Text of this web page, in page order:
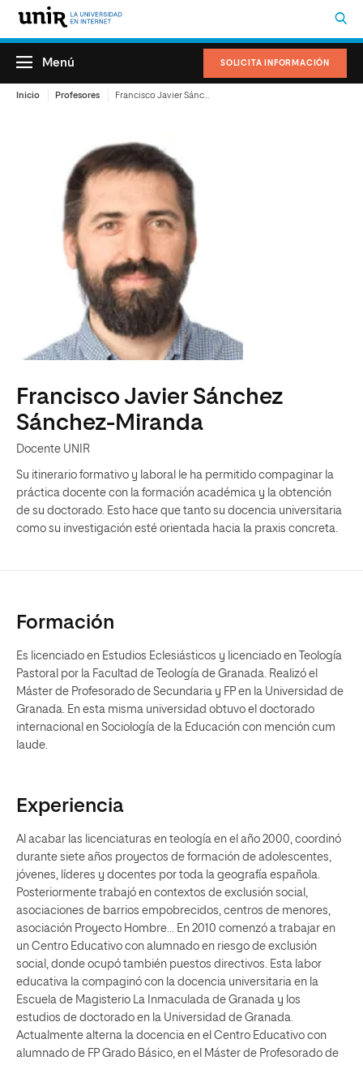
SOLICITA INFORMACIÓN
Menú
Inicio Profesores
Francisco Javier Sánchez
Sánchez-Miranda
Docente UNIR
Su itinerario formativo y laboral le ha permitido compaginar la
práctica docente con la formación académica y la obtención
de su doctorado. Esto hace que tanto su docencia universitaria
como su investigación esté orientada hacia la praxis concreta.
Formación
Es licenciado en Estudios Eclesiásticos y licenciado en Teología
Pastoral por la Facultad de Teología de Granada. Realizó el
Máster de Profesorado de Secundaria y FP en la Universidad de
Granada. En esta misma universidad obtuvo el doctorado
internacional en Sociología de la Educación con mención cum
laude.
Experiencia
Al acabar las licenciaturas en teología en el año 2000, coordinó
durante siete años proyectos de formación de adolescentes,
jóvenes, líderes y docentes por toda la geografía española.
Posteriormente trabajó en contextos de exclusión social,
asociaciones de barrios empobrecidos, centros de menores,
asociación Proyecto Hombre... En 2010 comenzó a trabajar en
un Centro Educativo con alumnado en riesgo de exclusión
social, donde ocupó también puestos directivos. Esta labor
educativa la compaginó con la docencia universitaria en la
Escuela de Magisterio La Inmaculada de Granada y los
estudios de doctorado en la Universidad de Granada.
Actualmente alterna la docencia en el Centro Educativo con
alumnado de FP Grado Básico, en el Máster de Profesorado de